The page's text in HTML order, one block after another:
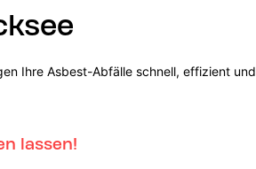
Ihre Asbest-Abfälle schnell, effizient und
lassen!